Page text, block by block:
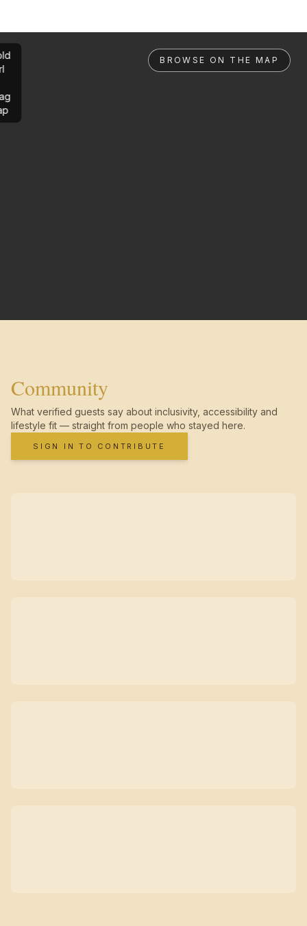
BROWSE ON THE MAP
Community
What verified guests say about inclusivity, accessibility and
lifestyle fit — straight from people who stayed here.
SIGN IN TO CONTRIBUTE